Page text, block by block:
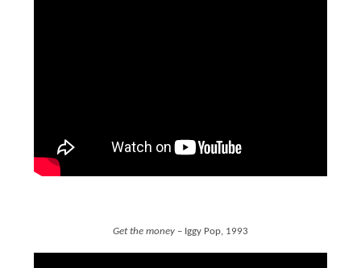
Get the money – Iggy Pop, 1993